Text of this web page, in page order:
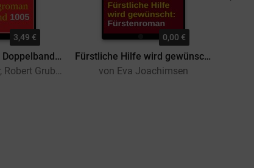
3,49 €
Extra Bergroman Doppelband 1005
von Alfred Bekker, Robert Gruber
0,00 €
Fürstliche Hilfe wird gewünscht: Fürstenroman
von Eva Joachimsen